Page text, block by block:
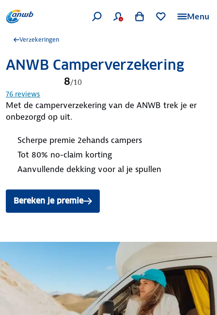
Menu
Verzekeringen
ANWB Camperverzekering
8/10
76 reviews
Met de camperverzekering van de ANWB trek je er
onbezorgd op uit.
Scherpe premie 2ehands campers
Tot 80% no-claim korting
Aanvullende dekking voor al je spullen
Bereken je premie